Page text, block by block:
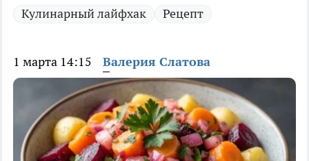
Кулинарный лайфхак Рецепт
1 марта 14:15 Валерия Слатова